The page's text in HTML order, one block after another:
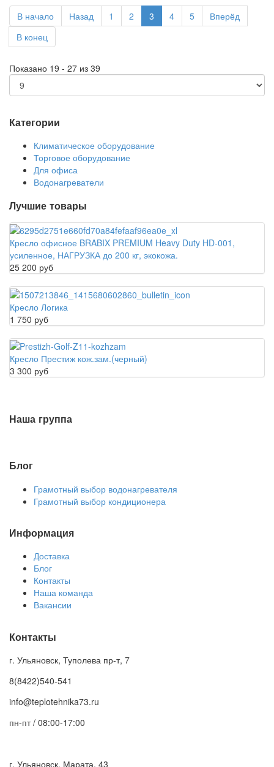
В начало Назад 1 2 3 4 5
Вперёд
В конец
Показано 19 - 27 из 39
Категории
Климатическое оборудование
Торговое оборудование
Для офиса
Водонагреватели
Лучшие товары
Кресло офисное BRABIX PREMIUM Heavy Duty HD-001,
усиленное, НАГРУЗКА до 200 кг, экокожа.
25 200 руб
Кресло Логика
1 750 руб
Кресло Престиж кож.зам.(черный)
3 300 руб
Наша группа
Блог
Грамотный выбор водонагревателя
Грамотный выбор кондиционера
Информация
Доставка
Блог
Контакты
Наша команда
Вакансии
Контакты
г. Ульяновск, Туполева пр-т, 7
8(8422)540-541
info@teplotehnika73.ru
пн-пт / 08:00-17:00
г. Ульяновск, Марата, 43